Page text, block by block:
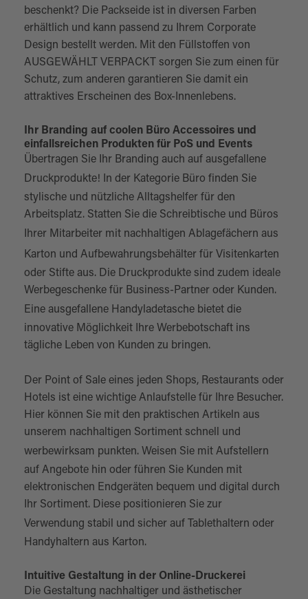
beschenkt? Die Packseide ist in diversen Farben
erhältlich und kann passend zu Ihrem Corporate
Design bestellt werden. Mit den Füllstoffen von
AUSGEWÄHLT VERPACKT sorgen Sie zum einen für
Schutz, zum anderen garantieren Sie damit ein
attraktives Erscheinen des Box-Innenlebens.
Ihr Branding auf coolen Büro Accessoires und
einfallsreichen Produkten für PoS und Events
Übertragen Sie Ihr Branding auch auf ausgefallene
Druckprodukte! In der Kategorie Büro finden Sie
stylische und nützliche Alltagshelfer für den
Arbeitsplatz. Statten Sie die Schreibtische und Büros
Ihrer Mitarbeiter mit nachhaltigen Ablagefächern aus
Karton und Aufbewahrungsbehälter für Visitenkarten
oder Stifte aus. Die Druckprodukte sind zudem ideale
Werbegeschenke für Business-Partner oder Kunden.
Eine ausgefallene Handyladetasche bietet die
innovative Möglichkeit Ihre Werbebotschaft ins
tägliche Leben von Kunden zu bringen.
Der Point of Sale eines jeden Shops, Restaurants oder
Hotels ist eine wichtige Anlaufstelle für Ihre Besucher.
Hier können Sie mit den praktischen Artikeln aus
unserem nachhaltigen Sortiment schnell und
werbewirksam punkten. Weisen Sie mit Aufstellern
auf Angebote hin oder führen Sie Kunden mit
elektronischen Endgeräten bequem und digital durch
Ihr Sortiment. Diese positionieren Sie zur
Verwendung stabil und sicher auf
Tablethaltern oder
Handyhaltern aus Karton.
Intuitive Gestaltung in der Online-Druckerei
Die Gestaltung nachhaltiger und ästhetischer